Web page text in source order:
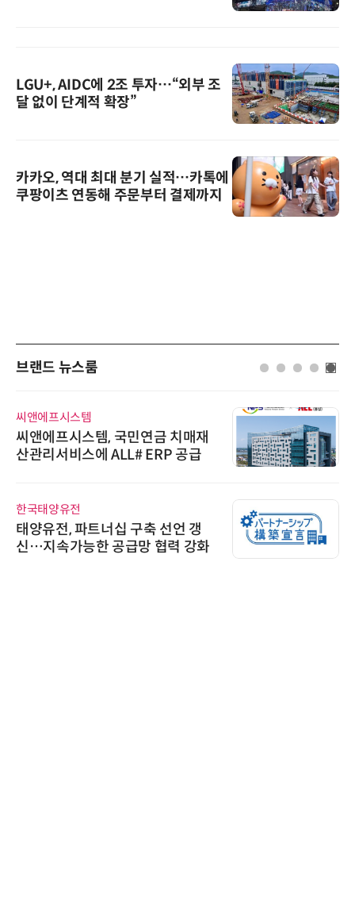
LGU+, AIDC에 2조 투자…“외부 조
달 없이 단계적 확장”
카카오, 역대 최대 분기 실적…카톡에
쿠팡이츠 연동해 주문부터 결제까지
브랜드 뉴스룸
씨앤에프시스템
씨앤에프시스템, 국민연금 치매재
산관리서비스에 ALL# ERP 공급
한국태양유전
태양유전, 파트너십 구축 선언 갱
신…지속가능한 공급망 협력 강화